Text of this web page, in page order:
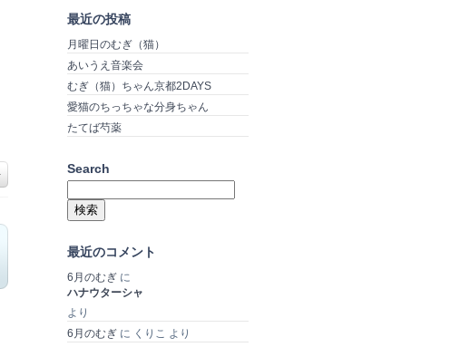
最近の投稿
月曜日のむぎ（猫）
あいうえ音楽会
むぎ（猫）ちゃん京都2DAYS
愛猫のちっちゃな分身ちゃん
たてば芍薬
Search
索:
最近のコメント
6月のむぎ に
ハナウターシャ
より
6月のむぎ に くりこ より